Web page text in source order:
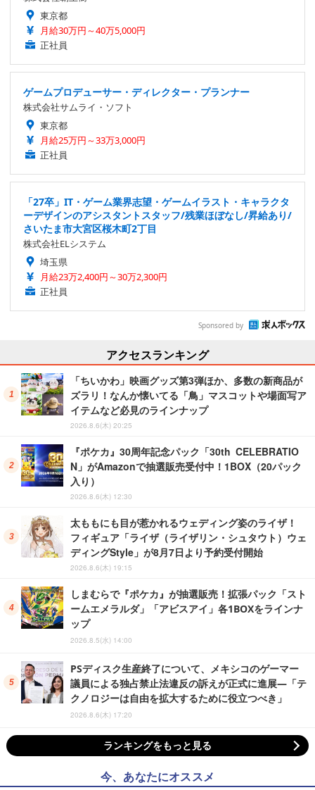
東京都
月給30万円～40万5,000円
正社員
ゲームプロデューサー・ディレクター・プランナー
株式会社サムライ・ソフト
東京都
月給25万円～33万3,000円
正社員
「27卒」IT・ゲーム業界志望・ゲームイラスト・キャラクタ
ーデザインのアシスタントスタッフ/残業ほぼなし/昇給あり/
さいたま市大宮区桜木町2丁目
株式会社ELシステム
埼玉県
月給23万2,400円～30万2,300円
正社員
Sponsored by
アクセスランキング
「ちいかわ」映画グッズ第3弾ほか、多数の新商品が
ズラリ！なんか懐いてる「鳥」マスコットや場面写ア
イテムなど必見のラインナップ
2026.8.6(木) 20:25
『ポケカ』30周年記念パック「30th CELEBRATIO
N」がAmazonで抽選販売受付中！1BOX（20パック
入り）
2026.8.6(木) 12:30
太ももにも目が惹かれるウェディング姿のライザ！
フィギュア「ライザ（ライザリン・シュタウト）ウェ
ディングStyle」が8月7日より予約受付開始
2026.8.6(木) 19:15
しまむらで『ポケカ』が抽選販売！拡張パック「スト
ームエメラルダ」「アビスアイ」各1BOXをラインナ
ップ
2026.8.5(水) 14:00
PSディスク生産終了について、メキシコのゲーマー
議員による独占禁止法違反の訴えが正式に進展―「テ
クノロジーは自由を拡大するために役立つべき」
2026.8.6(木) 17:20
ランキングをもっと見る
今、あなたにオススメ